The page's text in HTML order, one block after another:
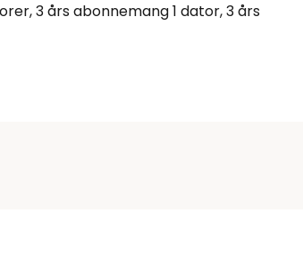
3 års abonnemang 1 dator, 3 års